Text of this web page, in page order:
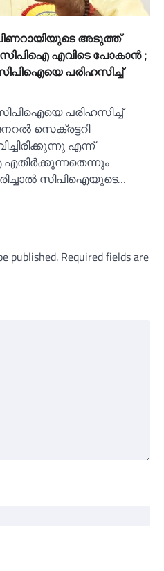
അടുത്ത്
എവിടെ പോകാന്‍ ;
പരിഹസിച്ച്‌
പരിഹസിച്ച്‌
സെക്രട്ടറി
എന്ന്
സിപിഐയുടെ…
published. Required fields are